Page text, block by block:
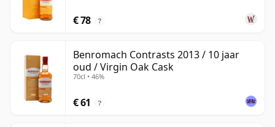
€ 78 ?
Benromach Contrasts 2013 / 10 jaar
oud / Virgin Oak Cask
70cl • 46%
€ 61 ?